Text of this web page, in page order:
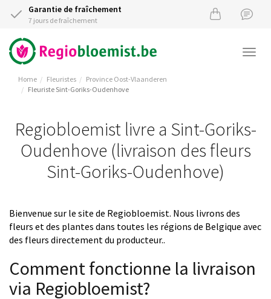
Garantie de fraîchement
7 jours de fraîchement
Home Fleuristes
Province Oost-Vlaanderen
Fleuriste Sint-Goriks-Oudenhove
Regiobloemist livre a Sint-Goriks-
Oudenhove (livraison des fleurs
Sint-Goriks-Oudenhove)
Bienvenue sur le site de Regiobloemist. Nous livrons des
fleurs et des plantes dans toutes les régions de Belgique avec
des fleurs directement du producteur..
Comment fonctionne la livraison
via Regiobloemist?